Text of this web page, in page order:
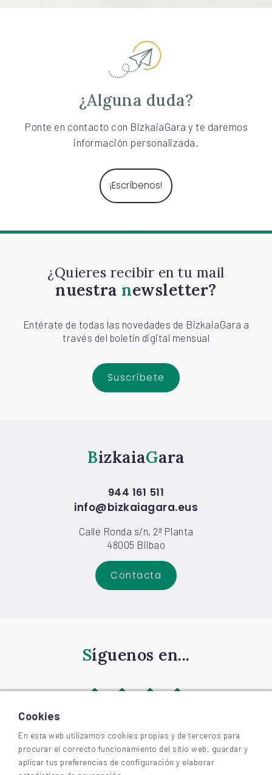
¿Alguna duda?
Ponte en contacto con BizkaiaGara y te daremos
información personalizada.
¡Escríbenos!
¿Quieres recibir en tu mail
nuestra newsletter?
Entérate de todas las novedades de BizkaiaGara a
través del boletín digital mensual
Suscríbete
Bizkaia Gara
944 161 511
info@bizkaiagara.eus
Calle Ronda s/n, 2ª Planta
48005 Bilbao
Contacta
Síguenos en...
©2026 BIZKAIAGARA
Accesibilidad
Cookies
En esta web utilizamos cookies propias y de terceros para
procurar el correcto funcionamiento del sitio web, guardar y
aplicar tus preferencias de configuración y elaborar